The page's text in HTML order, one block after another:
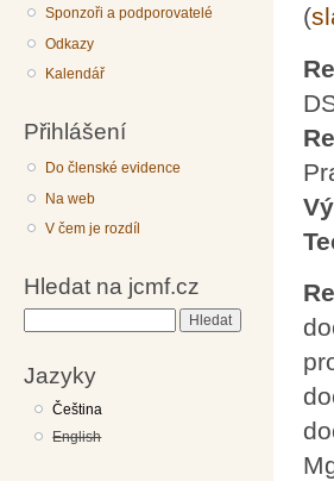
Sponzoři a podporovatelé
Odkazy
Kalendář
Přihlášení
Do členské evidence
Na web
V čem je rozdíl
Hledat na jcmf.cz
Jazyky
Čeština
English
(